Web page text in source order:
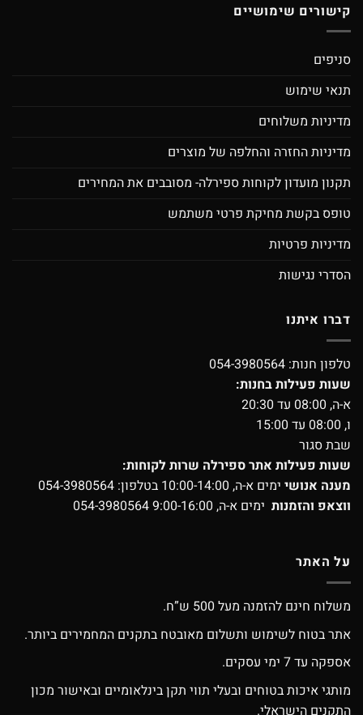
קישורים שימושיים
סניפים
תנאי שימוש
מדיניות משלוחים
מדיניות החזרה והחלפה של מוצרים
תקנון מועדון לקוחות ספירלה- מסובבים את המחירים
טופס בקשת מחיקת פרטי משתמש
מדיניות פרטיות
הסדרי נגישות
דברו איתנו
טלפון חנות: 054-3980564
שעות פעילות בחנות:
א-ה, 08:00 עד 20:30
ו, 08:00 עד 15:00
שבת סגור
שעות פעילות אתר ספירלה שרות לקוחות:
מענה אנושי ימים א-ה, 10:00-14:00 בטלפון:
054-3980564
ווצאפ והזמנות ימים א-ה, 9:00-16:00 054-3980564
על האתר
משלוח חינם להזמנה מעל 500 ש”ח.
אתר בטוח לשימוש ותשלום מאובטח בתקנים המחמירים ביותר.
אספקה עד 7 ימי עסקים.
מותגי איכות בטוחים ובעלי תווי תקן בינלאומיים ובאישור מכון
התקנים הישראלי.